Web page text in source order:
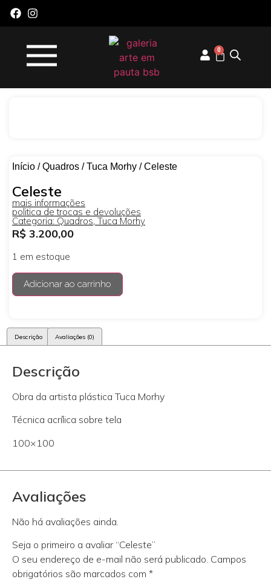
0
Início /Quadros /Tuca Morhy / Celeste
Celeste
mais informações
politica de trocas e devoluções
Categoria: Quadros, Tuca Morhy
R$ 3.200,00
1 em estoque
Adicionar ao carrinho
Descrição Avaliações (0)
Descrição
Obra da artista plástica Tuca Morhy
Técnica acrílica sobre tela
100×100
Avaliações
Não há avaliações ainda.
Seja o primeiro a avaliar “Celeste”
O seu endereço de e-mail não será publicado. Campos
obrigatórios são marcados com *